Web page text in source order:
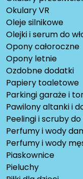
Okulary VR
Oleje silnikowe
Olejki i serum do
Opony całoroczne
Opony letnie
Ozdobne dodatki
Papiery toaletowe
Parkingi garaże i
Pawilony altanki i
Peelingi i scruby
Perfumy i wody
Perfumy i wody
Piaskownice
Pieluchy